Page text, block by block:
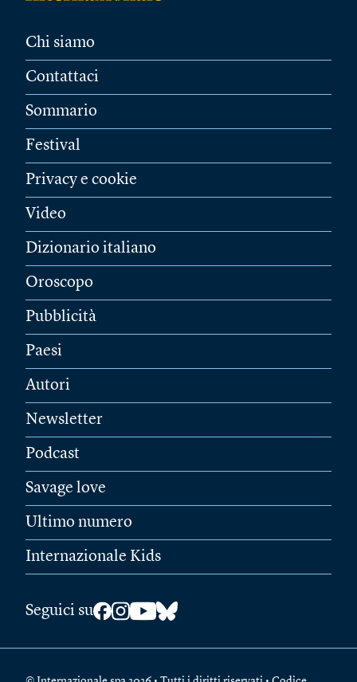
Chi siamo
Contattaci
Sommario
Festival
Privacy e cookie
Video
Dizionario italiano
Oroscopo
Pubblicità
Paesi
Autori
Newsletter
Podcast
Savage love
Ultimo numero
Internazionale Kids
Seguici su